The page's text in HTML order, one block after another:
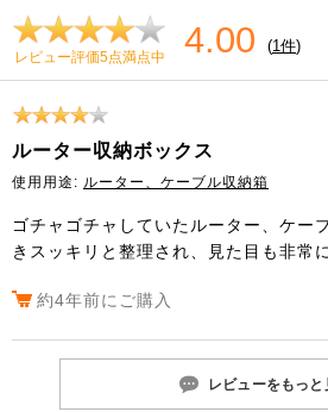
レビュー評価5点満点中 4.00 (1件)
ルーター収納ボックス
使用用途: ルーター、ケーブル収納箱
ゴチャゴチャしていたルーター、ケー
きスッキリと整理され、見た目も非常
約4年前にご購入
レビューをもっと